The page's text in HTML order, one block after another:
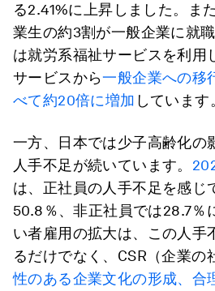
る2.41%に上昇しました。ま
業生の約3割が一般企業に就
は就労系福祉サービスを利用
サービスから一般企業への移
べて約20倍に増加 しています
一方、日本では少子高齢化の
人手不足が続いています。
は、正社員の人手不足を感じ
50.8％、非正社員では28.7％
い者雇用の拡大は、この人手
るだけでなく、CSR（企業の
性のある企業文化の形成、合